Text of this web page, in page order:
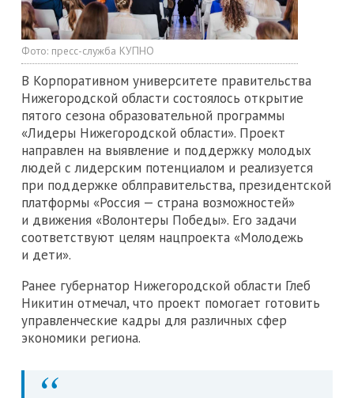
Фото: пресс-служба КУПНО
В Корпоративном университете правительства
Нижегородской области состоялось открытие
пятого сезона образовательной программы
«Лидеры Нижегородской области». Проект
направлен на выявление и поддержку молодых
людей с лидерским потенциалом и реализуется
при поддержке облправительства, президентской
платформы «Россия — страна возможностей»
и движения «Волонтеры Победы». Его задачи
соответствуют целям нацпроекта «Молодежь
и дети».
Ранее губернатор Нижегородской области Глеб
Никитин отмечал, что проект помогает готовить
управленческие кадры для различных сфер
экономики региона.